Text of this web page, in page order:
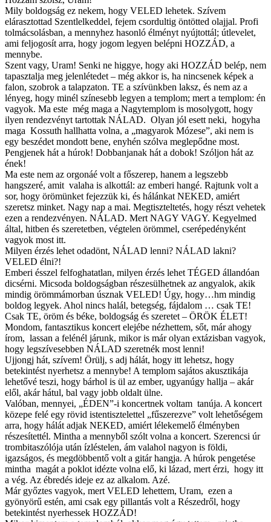
Mily boldogság ez nekem, hogy VELED lehetek. Szívem
elárasztottad Szentlelkeddel, fejem csordultig öntötted olajjal. Profi
tolmácsolásban, a mennyhez hasonló élményt nyújtottál; útlevelet,
ami feljogosít arra, hogy jogom legyen belépni HOZZÁD, a
mennybe.
Szent vagy, Uram! Senki ne higgye, hogy aki HOZZÁD belép, nem
tapasztalja meg jelenlétedet – még akkor is, ha nincsenek képek a
falon, szobrok a talapzaton. TE a szívünkben laksz, és nem az a
lényeg, hogy minél színesebb legyen a templom; mert a templom: én
vagyok. Ma este még maga a Nagytemplom is mosolygott, hogy
ilyen rendezvényt tartottak NÁLAD. Olyan jól esett neki, hogyha
maga Kossuth hallhatta volna, a „magyarok Mózese”, aki nem is
egy beszédet mondott bene, enyhén szólva meglepődne most.
Pengjenek hát a húrok! Dobbanjanak hát a dobok! Szóljon hát az
ének!
Ma este nem az orgonáé volt a főszerep, hanem a legszebb
hangszeré, amit valaha is alkottál: az emberi hangé. Rajtunk volt a
sor, hogy örömünket fejezzük ki, és hálánkat NEKED, amiért
szeretsz minket. Nagy nap a mai. Megtiszteltetés, hogy részt vehetek
ezen a rendezvényen. NÁLAD. Mert NAGY VAGY. Kegyelmed
által, hitben és szeretetben, végtelen örömmel, cserépedényként
vagyok most itt.
Milyen érzés lehet odadönt, NÁLAD lenni? NÁLAD lakni?
VELED élni?!
Emberi ésszel felfoghatatlan, milyen érzés lehet TÉGED állandóan
dicsérni. Micsoda boldogságban részesülhetnek az angyalok, akik
mindig örömmámorban úsznak VELED! Úgy, hogy…hm mindig
boldog legyek. Ahol nincs halál, betegség, fájdalom … csak TE!
Csak TE, öröm és béke, boldogság és szeretet – ÖRÖK ÉLET!
Mondom, fantasztikus koncert elejébe nézhettem, sőt, már ahogy
írom, lassan a felénél járunk, mikor is már olyan extázisban vagyok,
hogy legszívesebben NÁLAD szeretnék most lenni!
Ujjongj hát, szívem! Örülj, s adj hálát, hogy itt lehetsz, hogy
betekintést nyerhetsz a mennybe! A templom sajátos akusztikája
lehetővé teszi, hogy bárhol is ül az ember, ugyanúgy hallja – akár
elől, akár hátul, bal vagy jobb oldalt ülne.
Valóban, mennyei, „ÉDEN”-i koncertnek voltam tanúja. A koncert
közepe felé egy rövid istentisztelettel „fűszerezve” volt lehetőségem
arra, hogy hálát adjak NEKED, amiért lélekemelő élményben
részesítettél. Mintha a mennyből szólt volna a koncert. Szerencsi úr
trombitaszólója után ízléstelen, ám valahol nagyon is földi,
igazságos, és megdöbbentő volt a gitár hangja. A húrok pengetése
mintha magát a poklot idézte volna elő, ki lázad, mert érzi, hogy itt
a vég. Az ébredés ideje ez az alkalom. Azé.
Már győztes vagyok, mert VELED lehettem, Uram, ezen a
gyönyörű estén, ami csak egy pillantás volt a Részedről, hogy
betekintést nyerhessek HOZZÁD!